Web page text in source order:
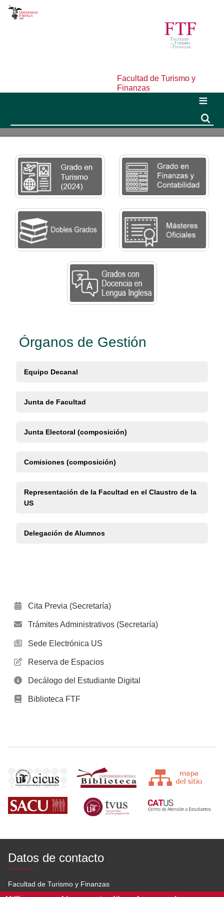
Facultad de Turismo y
Finanzas
Órganos de Gestión
Equipo Decanal
Junta de Facultad
Junta Electoral (composición)
Comisiones (composición)
Representación de la Facultad en el Claustro de la
US
Delegación de Alumnos
Cita Previa (Secretaría)
Trámites Administrativos (Secretaría)
Sede Electrónica US
Reserva de Espacios
Decálogo del Estudiante Digital
Biblioteca FTF
Datos de contacto
Facultad de Turismo y Finanzas